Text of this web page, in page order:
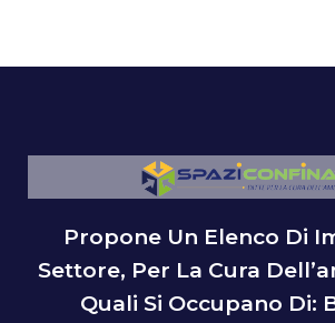
Propone Un Elenco Di
Settore, Per La Cura
Quali Si Occupano Di: